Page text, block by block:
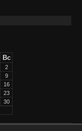
Вс
2
9
16
23
30